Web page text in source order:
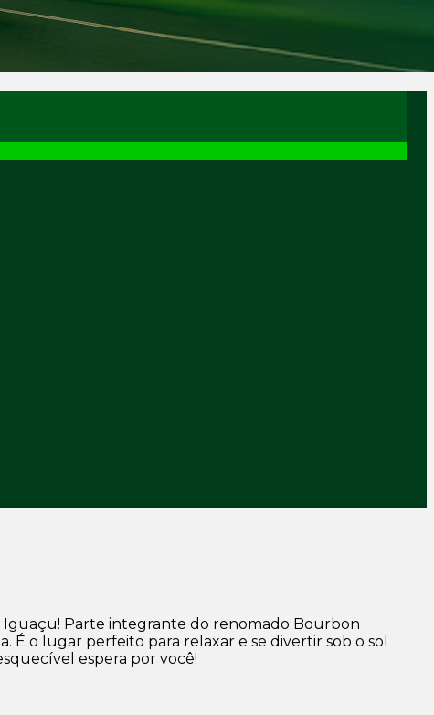
Iguaçu! Parte integrante do renomado Bourbon
É o lugar perfeito para relaxar e se divertir sob o sol
espera por você!